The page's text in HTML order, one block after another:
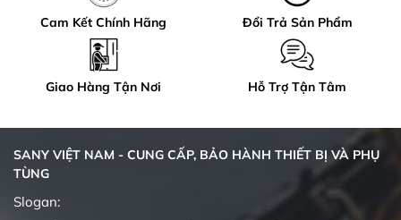
Cam Kết Chính Hãng Đổi Trả Sản Phẩm
Giao Hàng Tận Nơi Hỗ Trợ Tận Tâm
SANY VIỆT NAM - CUNG CẤP, BẢO HÀNH THIẾT BỊ VÀ PHỤ
TÙNG
Slogan: